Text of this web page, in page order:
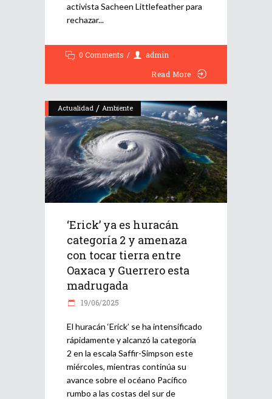
activista Sacheen Littlefeather para
rechazar
0 Comments
admin
Read More
Actualidad / Ambiente
‘Erick’ ya es huracán
categoría 2 y amenaza
con tocar tierra entre
Oaxaca y Guerrero esta
madrugada
19/06/2025
El huracán ‘Erick’ se ha intensificado
rápidamente y alcanzó la categoría
2 en la escala Saffir-Simpson este
miércoles, mientras continúa su
avance sobre el océano Pacífico
rumbo a las costas del sur de